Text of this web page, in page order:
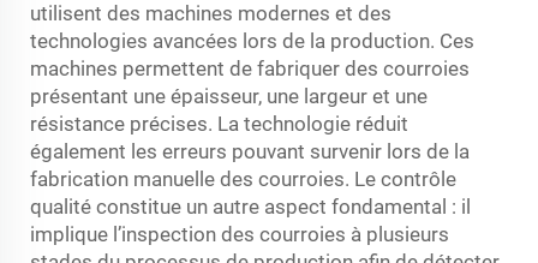
utilisent des machines modernes et des
technologies avancées lors de la production. Ces
machines permettent de fabriquer des courroies
présentant une épaisseur, une largeur et une
résistance précises. La technologie réduit
également les erreurs pouvant survenir lors de la
fabrication manuelle des courroies. Le contrôle
qualité constitue un autre aspect fondamental : il
implique l’inspection des courroies à plusieurs